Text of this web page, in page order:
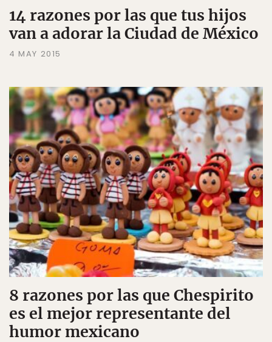
14 razones por las que tus hijos
van a adorar la Ciudad de México
4 MAY 2015
8 razones por las que Chespirito
es el mejor representante del
humor mexicano